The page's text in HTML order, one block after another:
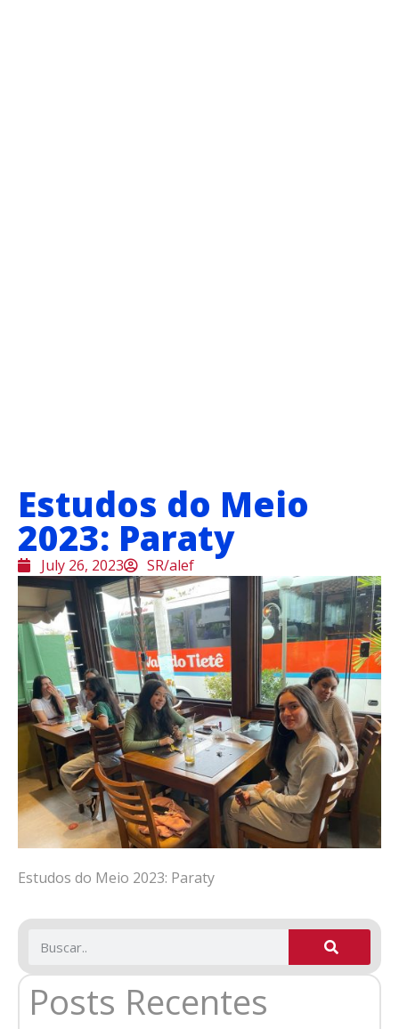
Estudos do Meio
2023: Paraty
July 26, 2023 SR/alef
Estudos do Meio 2023: Paraty
Posts Recentes